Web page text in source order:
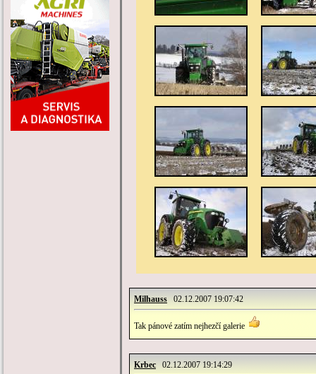
Milhauss 02.12.2007 19:07:42
Tak pánové zatím nejhezčí galerie
Krbec 02.12.2007 19:14:29